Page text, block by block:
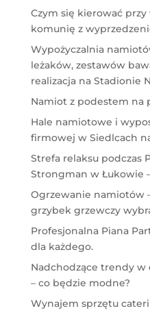
Czym się kierować
komunię z
Wypożyczalnia
leżaków, zestawów
realizacja na Stadionie
Namiot z podestem na
Hale namiotowe i
firmowej w Siedlcach
Strefa relaksu podczas
Strongman w Łukowie
Ogrzewanie namiotów
grzybek grzewczy
Profesjonalna Piana
dla każdego.
Nadchodzące trendy
– co będzie modne?
Wynajem sprzętu